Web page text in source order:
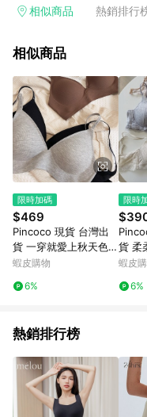
單，皆不在點數回饋範圍內
球嚴選、商城、專案商品、
回饋。 5. 點數回饋會扣除所
實際回饋請依LINE購物通知
ETMall站內之折扣優惠(包含
券等)，不具點數回饋資格
顯示為準。 7. LINE購物設
殊活動時開放「回饋無上限
計算，並依訂單成立時間當
如顯示之商品規格、顏色、
頁不符，以銷售網頁標示為
日期+180天以內至LINE購
行申訴，恕無法贈點回饋。
用，或不適用於無回饋商品
請依點數紅包頁面規則為準。
相似商品 熱銷排行
相似商品
限時加碼
$469
Pincoco 現貨 台灣出
貨 一穿就愛上秋天色系
零壓V型無鋼圈內衣 BA
蝦皮購物
6%
限時
貨 柔
墊微
蝦皮
6%
熱銷排行榜